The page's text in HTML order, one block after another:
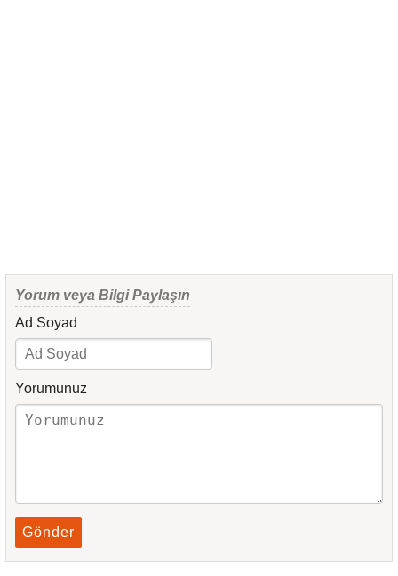
Yorum veya Bilgi Paylaşın
Ad Soyad
Yorumunuz
Gönder